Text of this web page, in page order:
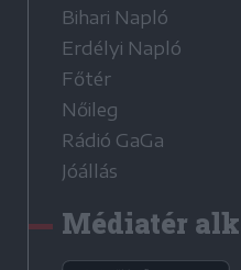
Bihari Napló
Erdélyi Napló
Főtér
Nőileg
Rádió GaGa
Jóállás
Médiatér